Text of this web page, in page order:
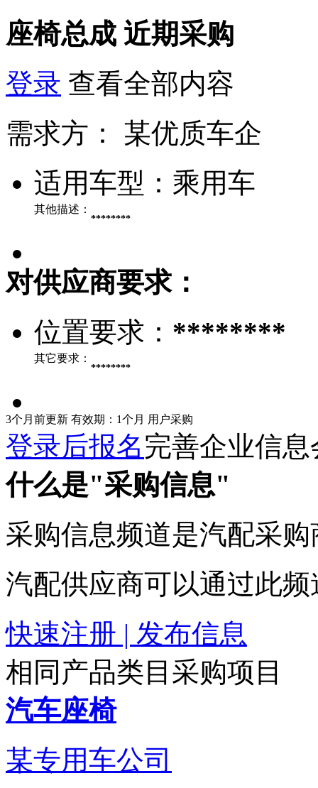
座椅总成 近期采购
登录 查看全部内容
需求方：
某优质车企
适用车型： 乘用车
其他描述：
********
对供应商要求：
位置要求： ********
其它要求：
********
3个月前更新 有效期：1个月 用户采购
登录后报名完善企业信
什么是"采购信息"
采购信息频道是汽配采
汽配供应商可以通过此
快速注册 | 发布信息
相同产品类目采购项目
汽车座椅
某专用车公司